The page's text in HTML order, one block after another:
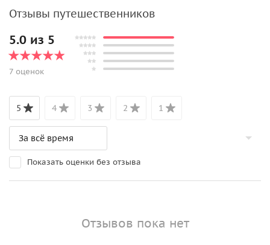
Отзывы путешественников
5.0 из 5
7 оценок
5 4 3 2 1
Показать оценки без отзыва
Отзывов пока нет